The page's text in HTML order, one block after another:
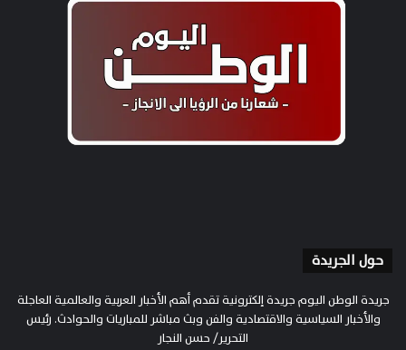
حول الجريدة
جريدة الوطن اليوم جريدة إلكترونية تقدم أهم الأخبار العربية والعالمية العاجلة
والأخبار السياسية والاقتصادية والفن وبث مباشر للمباريات والحوادث. رئيس
التحرير/ حسن النجار